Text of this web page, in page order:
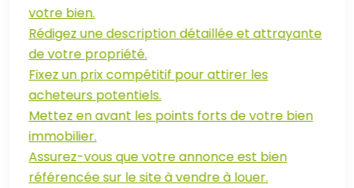
votre bien.
Rédigez une description détaillée et attrayante
de votre propriété.
Fixez un prix compétitif pour attirer les
acheteurs potentiels.
Mettez en avant les points forts de votre bien
immobilier.
Assurez-vous que votre annonce est bien
référencée sur le site à vendre à louer.